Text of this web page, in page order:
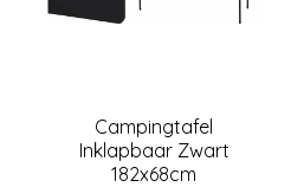
Campingtafel
Inklapbaar Zwart
182x68cm